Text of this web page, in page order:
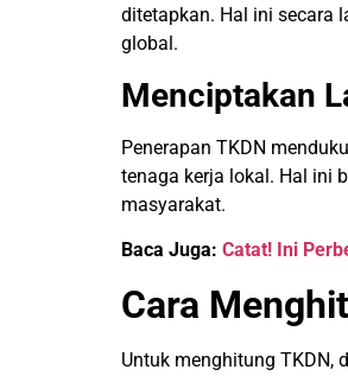
ditetapkan. Hal ini secara
global.
Menciptakan
Penerapan TKDN
tenaga kerja lokal. Hal ini
masyarakat.
Baca Juga: Catat! Ini
Cara
Untuk menghitung TKDN,